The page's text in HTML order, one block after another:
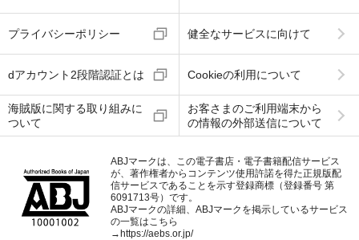
プライバシーポリシー 健全なサービスに向けて
dアカウント2段階認証とは Cookieの利用について
海賊版に関する取り組みに
ついて
お客さまのご利用端末から
の情報の外部送信について
ABJマークは、この電子書店・電子書籍配信サービス
が、著作権者からコンテンツ使用許諾を得た正規版配
信サービスであることを示す登録商標（登録番号 第
6091713号）です。
ABJマークの詳細、ABJマークを掲示しているサービス
の一覧はこちら
→https://aebs.or.jp/